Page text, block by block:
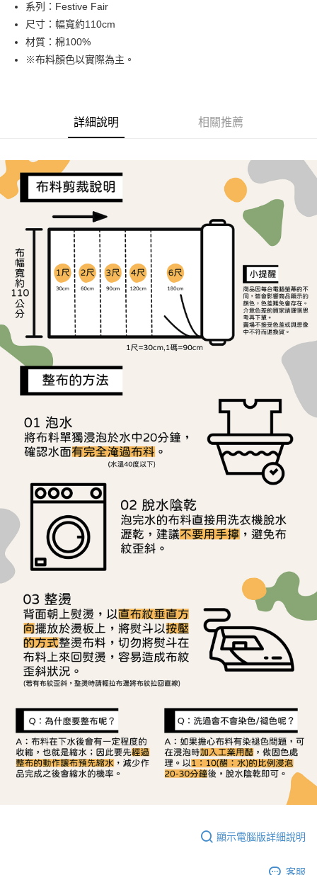
街口支付
Google Pay
AFTEE先享後付
１．簡單：不需註冊會員、不需綁卡、不需儲值。
３．安心：先確認商品／服務後，再付款。
【「AFTEE先享後付」結帳流程】
１．於結帳方式選擇「AFTEE先享後付」後，將跳轉至「AFTEE先享後付」
結帳頁面，進行簡訊認證並確認金額後，即可完成結帳。
２．訂單成立數日內，您將收到繳費通知簡訊。
３．收到繳費通知簡訊後14天內，點擊此簡訊中的連結，可透過四大超商／
ATM／網路銀行／等多元方式進行付款，方視為交易完成。
※ 請注意：結帳手續完成當下不需立刻繳費，但若您需要取消訂單，請聯絡
購買商品的店家。未經商家同意取消之訂單仍視為有效，需透過AFTEE先享
後付繳納相關費用。
※ 交易是否成功請以「AFTEE先享後付 」之結帳頁面顯示為準，若有關於
是否繳費成功／繳費後需取消欲退款等相關疑問，請聯繫「AFTEE先享後付
客戶支援中心」 https://netprotections.freshdesk.com/support/home
【注意事項】
１．透過由恩沛科技股份有限公司提供之「AFTEE先享後付」服務完成之交
易，需依本服務之必要範圍內提供個人資料，並將交易相關給付款項請求債
權轉讓予恩沛科技股份有限公司。
https://aftee.tw/terms/#terms3
３．未成年的使用者請事先徵得法定代理人或監護人之同意方可使用
「AFTEE先享後付」，若未經同意申辦者引起之損失，本公司不負相關責
任。
４．使用「AFTEE先享後付」時，將依據個別帳號之用戶狀況，依本公司即
時審查核予不同之上限額度；若仍有額度不足之情形，本公司將視審查結果
請求用戶進行身份認證。
５．嚴禁一人註冊多個帳號或使用他人資訊註冊。若發現惡意使用之情形，
恩沛科技股份有限公司將有權停止該用戶之使用額度並採取法律行動。
全家取貨付款
每筆NT$65，滿NT$1,500(含以上)免運費
每筆NT$65，滿NT$1,500(含以上)免運費
宅配
每筆NT$150，滿NT$1,500(含以上)免運費
離島宅配
每筆NT$240
系列：Festive Fair
尺寸：幅寬約110cm
材質：棉100%
※布料顏色以實際為主。
詳細說明 相關推薦
顯示電腦版詳細說明
客服